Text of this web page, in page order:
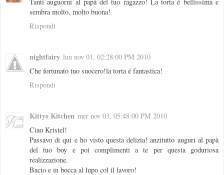
sembra molto, molto buona!
Rispondi
nightfairy lun nov 01, 02:28:00 PM 2010
Che fortunato tuo suocero!la torta é fantastica!
Rispondi
Kittys Kitchen mer nov 03, 05:48:00 PM 2010
Ciao Kristel!
Passavo di qui e ho visto questa delizia! anzitutto auguri al papà
del tuo boy e poi complimenti a te per questa goduriosa
realizzazione.
Bacio e in bocca al lupo col il lavoro!